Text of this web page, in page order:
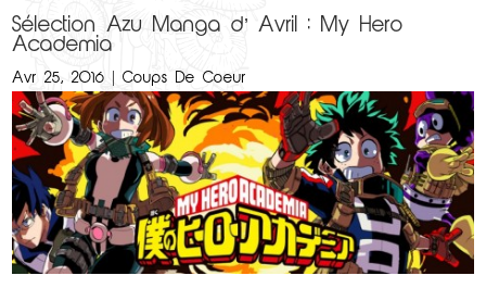
Sélection Azu Manga d’ Avril : My Hero
Academia
Avr 25, 2016 |Coups De Coeur